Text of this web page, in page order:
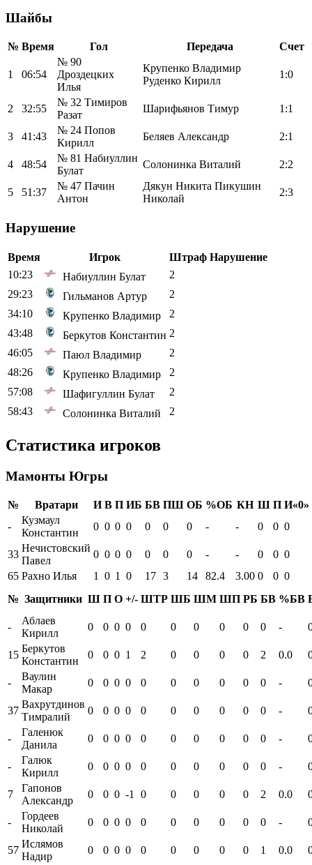
Шайбы
№ Время Гол Передача Счет
1 06:54
№ 90
Дроздецких
Илья
Крупенко Владимир
Руденко Кирилл
1:0
2 32:55
№ 32 Тимиров
Разат
Шарифьянов Тимур 1:1
3 41:43
№ 24 Попов
Кирилл
Беляев Александр 2:1
4 48:54
№ 81 Набиуллин
Булат
Солонинка Виталий 2:2
5 51:37
№ 47 Пачин
Антон
Дякун Никита Пикушин
Николай
2:3
Нарушение
Время Игрок Штраф Нарушение
10:23
Набиуллин Булат
2
29:23
Гильманов Артур
2
34:10
Крупенко Владимир
2
43:48
Беркутов Константин 2
46:05
Паюл Владимир
2
48:26
Крупенко Владимир
2
57:08
Шафигуллин Булат
2
58:43
Солонинка Виталий 2
Статистика игроков
Мамонты Югры
№ Вратари И В П ИБ БВ ПШ ОБ %ОБ КН Ш П И«0»
-
Кузмаул
Константин
0 0 0 0 0 0 0 - - 0 0 0
33
Нечистовский
Павел
0 0 0 0 0 0 0 - - 0 0 0
65 Рахно Илья 1 0 1 0 17 3 14 82.4 3.00 0 0 0
№ Защитники Ш П О +/- ШТР ШБ ШМ ШП РБ БВ %БВ
-
Аблаев
Кирилл
0 0 0 0 0 0 0 0 0 0 -
15
Беркутов
Константин
0 0 0 1 2 0 0 0 0 2 0.0
-
Ваулин
Макар
0 0 0 0 0 0 0 0 0 0 -
37
Вахрутдинов
Тимралий
0 0 0 0 0 0 0 0 0 0 -
-
Галенюк
Данила
0 0 0 0 0 0 0 0 0 0 -
-
Галюк
Кирилл
0 0 0 0 0 0 0 0 0 0 -
7
Гапонов
Александр
0 0 0 -1 0 0 0 0 0 2 0.0
-
Гордеев
Николай
0 0 0 0 0 0 0 0 0 0 -
57
Ислямов
Надир
0 0 0 0 0 0 0 0 0 1 0.0